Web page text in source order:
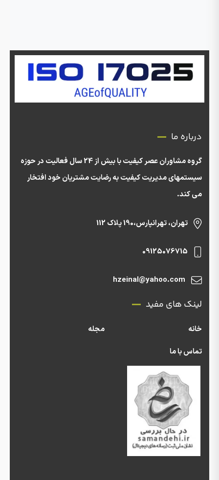
درباره ما
گروه مشاوران عصر کیفیت با بیش از 24 سال فعالیت در حوزه
سیستمهای مدیریت کیفیت به رضایت مشتریان خود افتخار
می کند.
تهران، تهرانپارس،190 پلاک 112
09125076715
hzeinal@yahoo.com
لینک های مفید
خانه
مجله
تماس با ما